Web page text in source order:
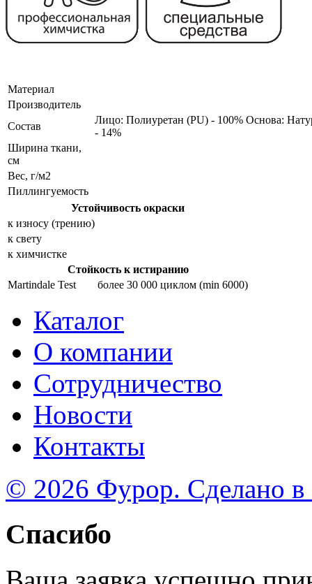
Материал
Производитель
Состав
Лицо: Полиуретан (PU) - 100% Основа:
- 14%
Ширина ткани,
см
Вес, г/м2
Пиллингуемость
Устойчивость окраски
к износу (трению)
к свету
к химчистке
Стойкость к истиранию
Martindale Test
более 30 000 циклом (min 6000)
Каталог
О компании
Сотрудничество
Новости
Контакты
© 2026 Фурор. Сделано в
Спасибо